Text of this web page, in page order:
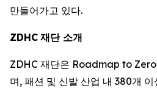
만들어가고 있다.
ZDHC 재단 소개
ZDHC 재단은 Roadmap to
며, 패션 및 신발 산업 내 380개